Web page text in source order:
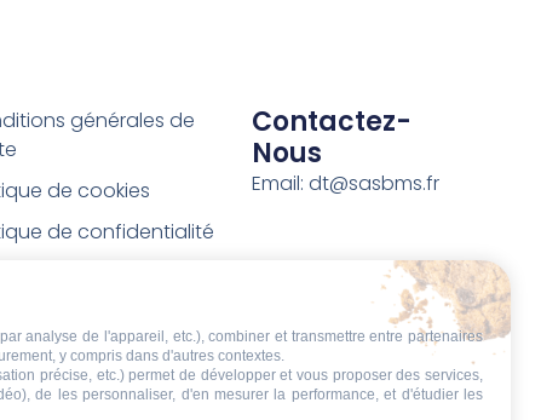
générales de
de cookies
de confidentialité
de rétractation
Contactez-
Nous
Email: dt@sasbms.fr
analyse de l'appareil, etc.), combiner et transmettre entre partenaires
y compris dans d'autres contextes.
précise, etc.) permet de développer et vous proposer des services,
de les personnaliser, d'en mesurer la performance, et d'étudier les